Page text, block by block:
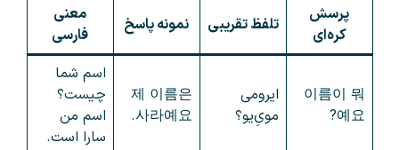
پرسش
کره‌ای
تلفظ تقریبی نمونه پاسخ
معنی
فارسی
이름이 뭐
예요?
ایرومی
مو‌یِ‌یو؟
제 이름은
사라예요.
اسم شما
چیست؟
اسم من
سارا است.